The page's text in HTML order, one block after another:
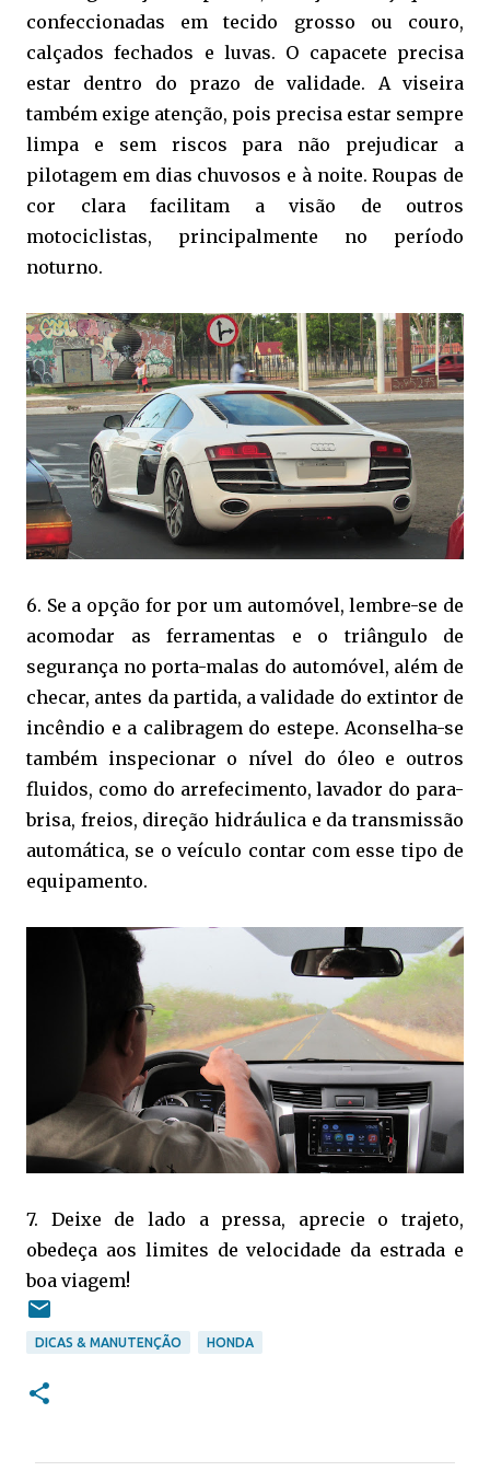
confeccionadas em tecido grosso ou couro,
calçados fechados e luvas. O capacete precisa
estar dentro do prazo de validade. A viseira
também exige atenção, pois precisa estar sempre
limpa e sem riscos para não prejudicar a
pilotagem em dias chuvosos e à noite. Roupas de
cor clara facilitam a visão de outros
motociclistas, principalmente no período
noturno.
6. Se a opção for por um automóvel, lembre-se de
acomodar as ferramentas e o triângulo de
segurança no porta-malas do automóvel, além de
checar, antes da partida, a validade do extintor de
incêndio e a calibragem do estepe. Aconselha-se
também inspecionar o nível do óleo e outros
fluidos, como do arrefecimento, lavador do para-
brisa, freios, direção hidráulica e da transmissão
automática, se o veículo contar com esse tipo de
equipamento.
7. Deixe de lado a pressa, aprecie o trajeto,
obedeça aos limites de velocidade da estrada e
boa viagem!
DICAS & MANUTENÇÃO HONDA